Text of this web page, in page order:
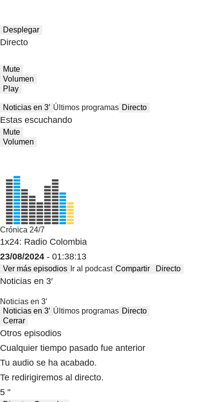
Desplegar
Directo
Mute
Volumen
Play
Noticias en 3′ Últimos programas Directo
Estas escuchando
Mute
Volumen
Crónica 24/7
1x24: Radio Colombia
23/08/2024 - 01:38:13
Ver más episodios Ir al podcast Compartir Directo
Noticias en 3′
Noticias en 3′
Noticias en 3′ Últimos programas Directo
Cerrar
Otros episodios
Cualquier tiempo pasado fue anterior
Tu audio se ha acabado.
Te redirigiremos al directo.
5 "